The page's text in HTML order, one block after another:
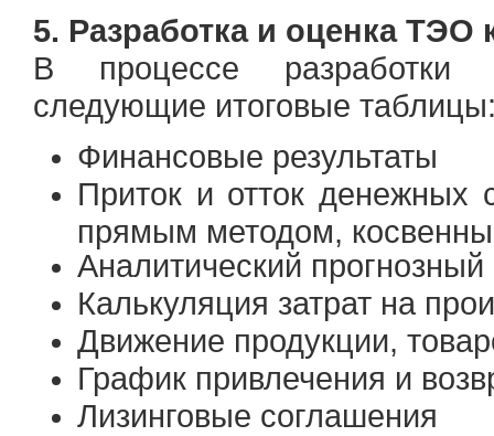
5. Разработка и оценка ТЭО
В процессе разработки
следующие итоговые
Финансовые результаты
Приток и отток денежных
прямым методом,
Аналитический
Калькуляция затрат на
Движение продукции,
График привлечения и
Лизинговые соглашения